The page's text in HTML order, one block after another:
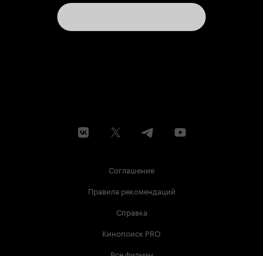
Соглашение
Правила рекомендаций
Справка
Кинопоиск PRO
Все фильмы